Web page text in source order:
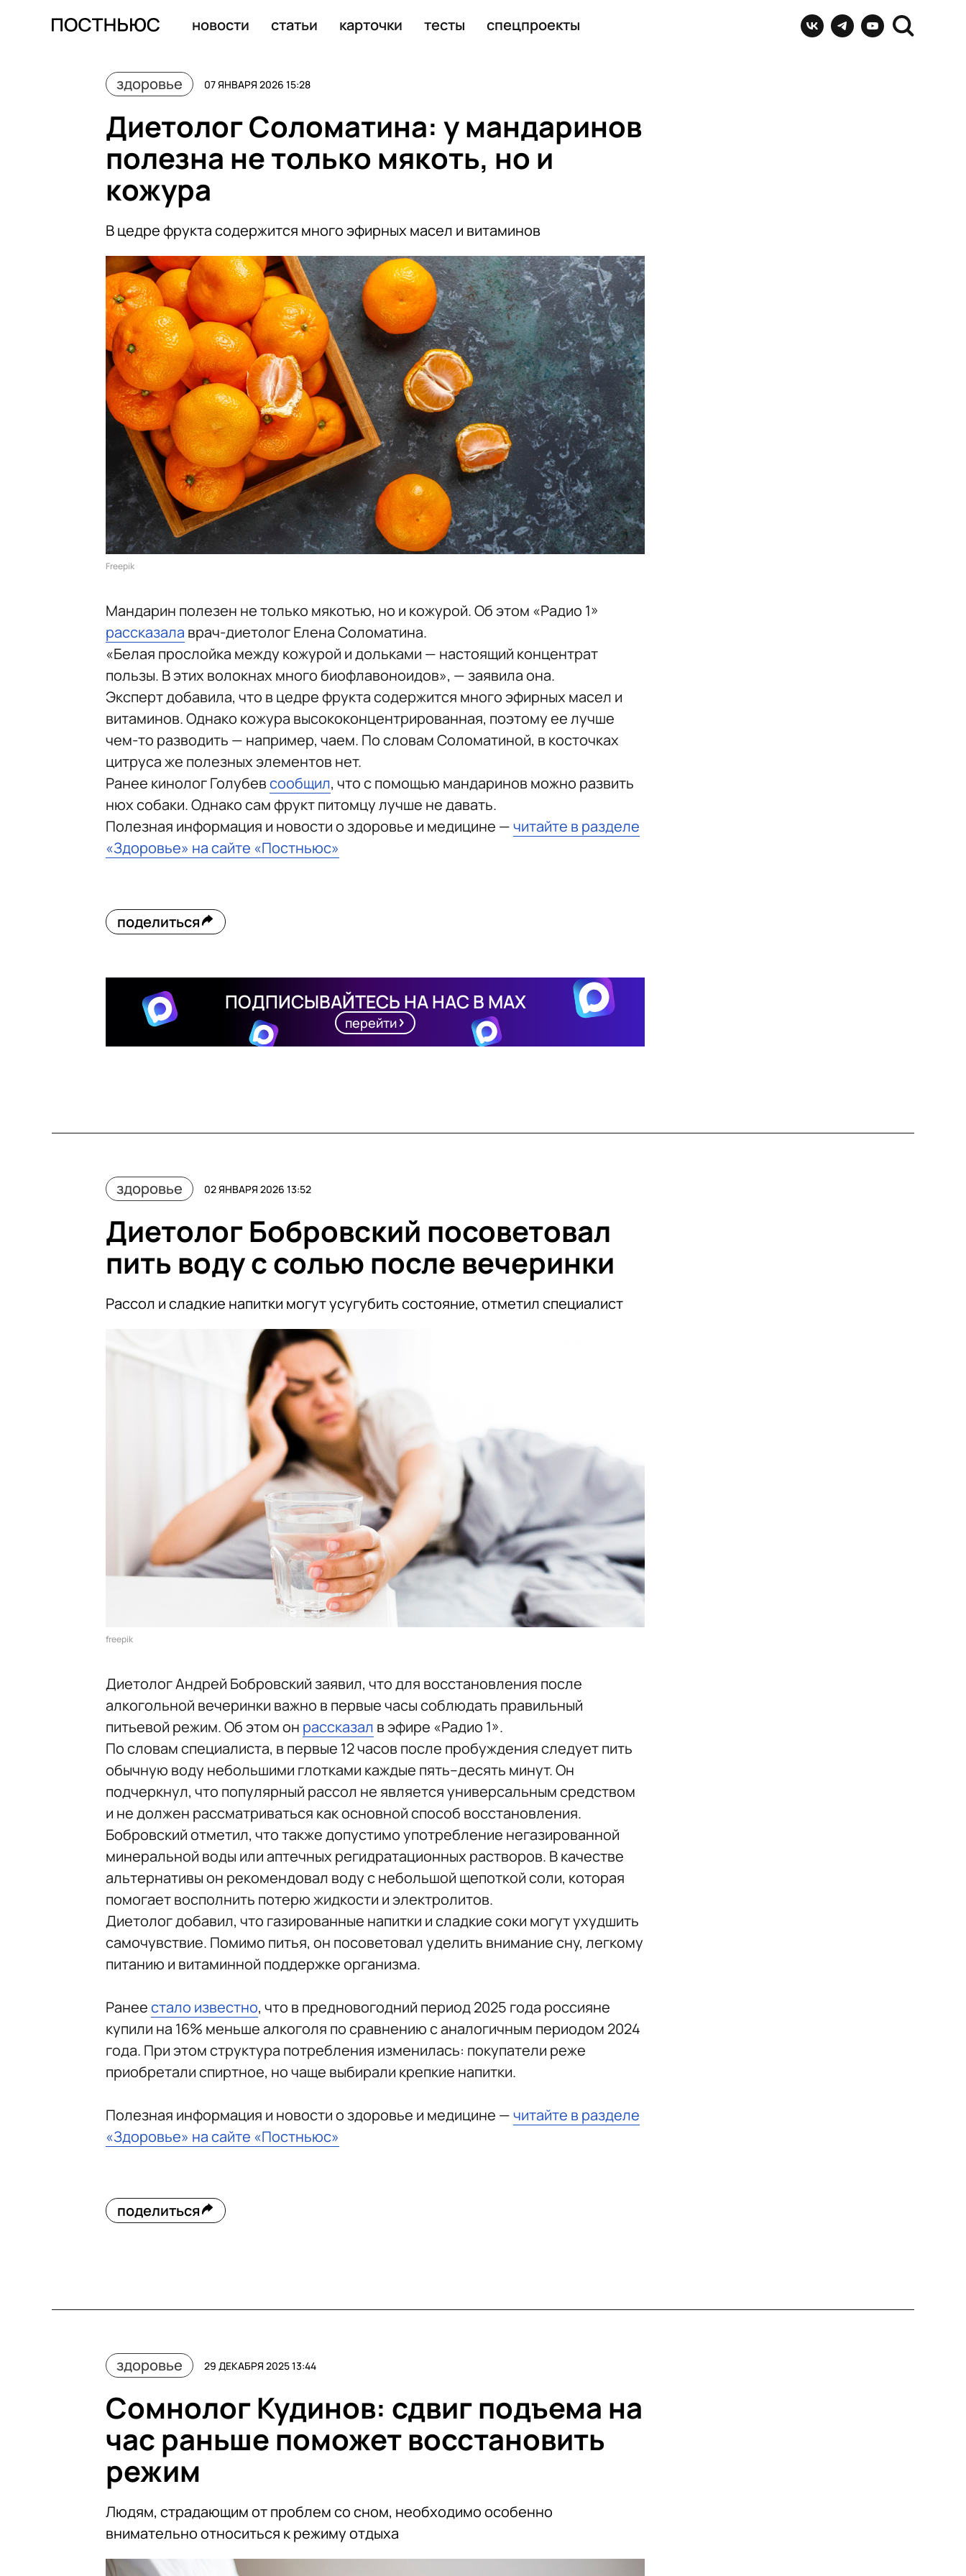
новости статьи карточки тесты спецпроекты
здоровье 07 ЯНВАРЯ 2026 15:28
Диетолог Соломатина: у мандаринов
полезна не только мякоть, но и
кожура
В цедре фрукта содержится много эфирных масел и витаминов
Freepik
Мандарин полезен не только мякотью, но и кожурой. Об этом «Радио 1»
рассказала врач-диетолог Елена Соломатина.
«Белая прослойка между кожурой и дольками — настоящий концентрат
пользы. В этих волокнах много биофлавоноидов», — заявила она.
Эксперт добавила, что в цедре фрукта содержится много эфирных масел и
витаминов. Однако кожура высококонцентрированная, поэтому ее лучше
чем-то разводить — например, чаем. По словам Соломатиной, в косточках
цитруса же полезных элементов нет.
Ранее кинолог Голубевсообщил, что с помощью мандаринов можно развить
нюх собаки. Однако сам фрукт питомцу лучше не давать.
Полезная информация и новости о здоровье и медицине —читайте в разделе
«Здоровье» на сайте «Постньюс»
поделиться
ПОДПИСЫВАЙТЕСЬ НА НАС В MAX
перейти
здоровье 02 ЯНВАРЯ 2026 13:52
Диетолог Бобровский посоветовал
пить воду с солью после вечеринки
Рассол и сладкие напитки могут усугубить состояние, отметил специалист
freepik
Диетолог Андрей Бобровский заявил, что для восстановления после
алкогольной вечеринки важно в первые часы соблюдать правильный
питьевой режим. Об этом он рассказал в эфире «Радио 1».
По словам специалиста, в первые 12 часов после пробуждения следует пить
обычную воду небольшими глотками каждые пять–десять минут. Он
подчеркнул, что популярный рассол не является универсальным средством
и не должен рассматриваться как основной способ восстановления.
Бобровский отметил, что также допустимо употребление негазированной
минеральной воды или аптечных регидратационных растворов. В качестве
альтернативы он рекомендовал воду с небольшой щепоткой соли, которая
помогает восполнить потерю жидкости и электролитов.
Диетолог добавил, что газированные напитки и сладкие соки могут ухудшить
самочувствие. Помимо питья, он посоветовал уделить внимание сну, легкому
питанию и витаминной поддержке организма.
Ранеестало известно, что в предновогодний период 2025 года россияне
купили на 16% меньше алкоголя по сравнению с аналогичным периодом 2024
года. При этом структура потребления изменилась: покупатели реже
приобретали спиртное, но чаще выбирали крепкие напитки.
Полезная информация и новости о здоровье и медицине —читайте в разделе
«Здоровье» на сайте «Постньюс»
поделиться
здоровье 29 ДЕКАБРЯ 2025 13:44
Сомнолог Кудинов: сдвиг подъема на
час раньше поможет восстановить
режим
Людям, страдающим от проблем со сном, необходимо особенно
внимательно относиться к режиму отдыха